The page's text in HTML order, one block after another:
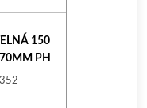
150
PH